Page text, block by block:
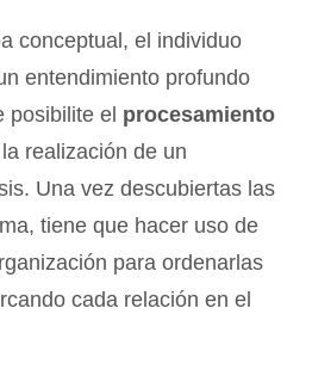
conceptual, el individuo
entendimiento profundo
posibilite el procesamiento
realización de un
Una vez descubiertas las
tiene que hacer uso de
para ordenarlas
cada relación en el